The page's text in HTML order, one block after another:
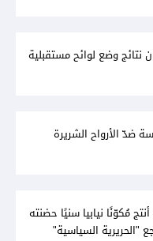
«روما 2» دون نتائج وضع لوائح مستقبلية
ضدّ الأرواح الشريرة
مُكوّنًا نيابيا سنيًا حضنته
"الحريرية السياسية"